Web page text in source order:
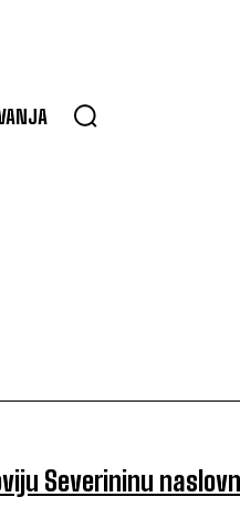
Severininu